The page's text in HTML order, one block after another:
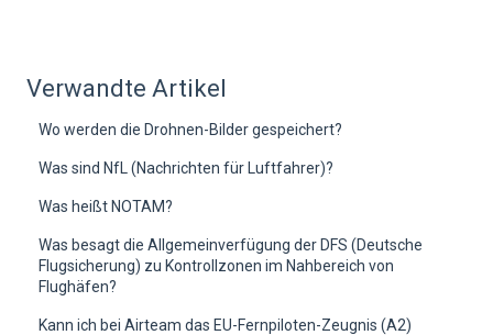
Verwandte Artikel
Wo werden die Drohnen-Bilder gespeichert?
Was sind NfL (Nachrichten für Luftfahrer)?
Was heißt NOTAM?
Was besagt die Allgemeinverfügung der DFS (Deutsche
Flugsicherung) zu Kontrollzonen im Nahbereich von
Flughäfen?
Kann ich bei Airteam das EU-Fernpiloten-Zeugnis (A2)